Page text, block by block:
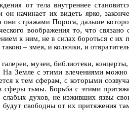
от тела внутреннее
он начинает их видеть ярко,
они стражами Порога, дальше
воображения то, что
к ним, не в силах бороться
– змея, и колючки, и
музеи, библиотеки,
Земле с этими влечениями
к тем сферам, с которыми
тьмы. Борьба с этими
слабых духов, не изживших язвы
свободны от их притяжения